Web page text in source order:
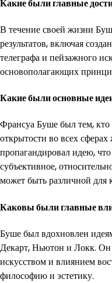
Какие были главные
В течение своей жизни
результатов, включая
телеграфа и пейзажного
основополагающих
Какие были основные
Франсуа Буше был тем,
открытости во всех
пропагандировал идею,
субъективное,
может быть различной для
Каковы были главные
Буше был вдохновлен
Декарт, Ньютон и Локк.
искусством и влиянием
философию и эстетику.